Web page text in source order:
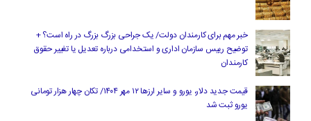
خبر مهم برای کارمندان دولت/ یک جراحی بزرگ بزرگ در راه است؟ +
توضیح رییس سازمان اداری و استخدامی درباره تعدیل یا تغییر حقوق
کارمندان
قیمت جدید دلار، یورو و سایر ارزها ۱۲ مهر ۱۴۰۴/ تکان چهار هزار تومانی
یورو ثبت شد